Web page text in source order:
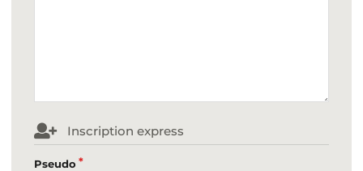
Inscription express
Pseudo